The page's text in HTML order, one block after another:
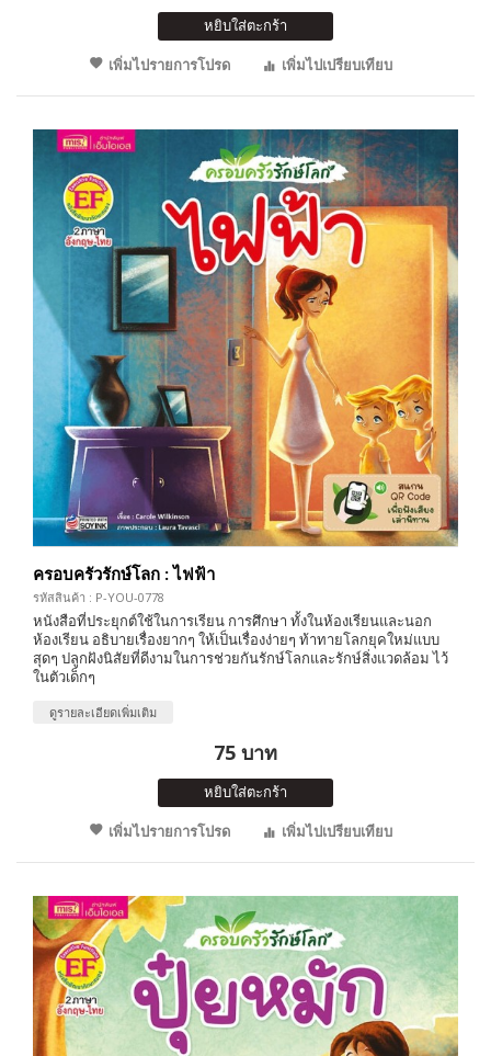
หยิบใส่ตะกร้า
เพิ่มไปรายการโปรด
เพิ่มไปเปรียบเทียบ
ครอบครัวรักษ์โลก : ไฟฟ้า
รหัสสินค้า : P-YOU-0778
หนังสือที่ประยุกต์ใช้ในการเรียน การศึกษา ทั้งในห้องเรียนและนอก
ห้องเรียน อธิบายเรื่องยากๆ ให้เป็นเรื่องง่ายๆ ท้าทายโลกยุคใหม่แบบ
สุดๆ ปลูกฝังนิสัยที่ดีงามในการช่วยกันรักษ์โลกและรักษ์สิ่งแวดล้อม ไว้
ในตัวเด็กๆ
ดูรายละเอียดเพิ่มเติม
75 บาท
หยิบใส่ตะกร้า
เพิ่มไปรายการโปรด
เพิ่มไปเปรียบเทียบ